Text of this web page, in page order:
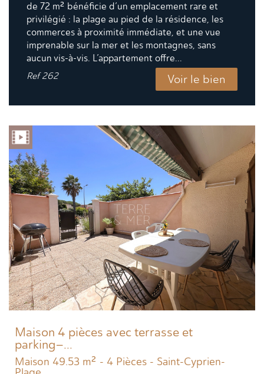
de 72 m² bénéficie d’un emplacement rare et
privilégié : la plage au pied de la résidence, les
commerces à proximité immédiate, et une vue
imprenable sur la mer et les montagnes, sans
aucun vis-à-vis. L’appartement offre...
Ref262 Voir le bien
Maison 4 pièces avec terrasse et
parking–...
Maison 49.53 m² - 4 Pièces - Saint-Cyprien-